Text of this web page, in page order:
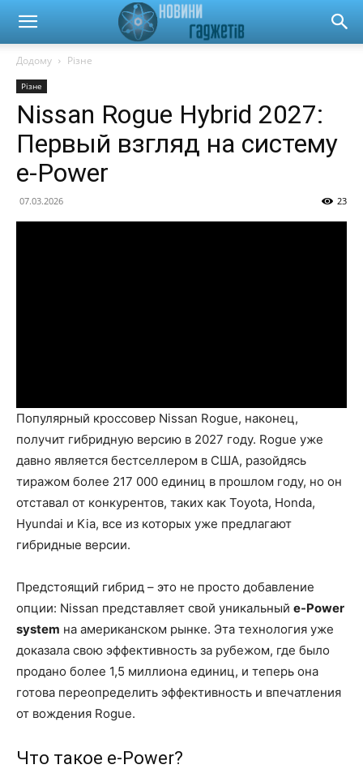
Новини
гаджетів
автомобілів
Додому Різне
Різне
Nissan Rogue Hybrid 2027:
Первый взгляд на систему
e-Power
07.03.2026 23
Популярный кроссовер Nissan Rogue, наконец,
получит гибридную версию в 2027 году. Rogue уже
давно является бестселлером в США, разойдясь
тиражом более 217 000 единиц в прошлом году, но он
отставал от конкурентов, таких как Toyota, Honda,
Hyundai и Kia, все из которых уже предлагают
гибридные версии.
Предстоящий гибрид – это не просто добавление
опции: Nissan представляет свой уникальный e-Power
system на американском рынке. Эта технология уже
доказала свою эффективность за рубежом, где было
продано более 1,5 миллиона единиц, и теперь она
готова переопределить эффективность и впечатления
от вождения Rogue.
Что такое e-Power?